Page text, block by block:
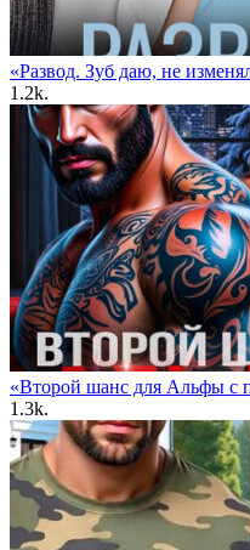
«Развод. Зуб даю, не
1.2k.
«Второй шанс для Альфы с
1.3k.